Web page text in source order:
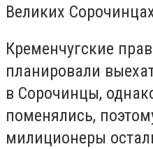
Великих
Кременчугские
планировали
в Сорочинцы,
поменялись,
милиционеры